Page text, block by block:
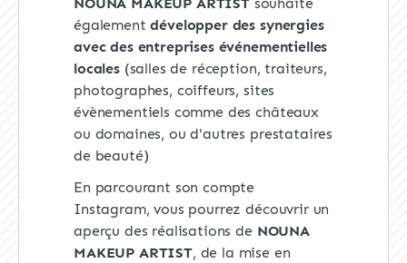
égalementdévelopper des synergies
avec des entreprises événementielles
locales(salles de réception, traiteurs,
photographes, coiffeurs, sites
évènementiels comme des châteaux
ou domaines, ou d'autres prestataires
de beauté)
En parcourant son compte
Instagram, vous pourrez découvrir un
aperçu des réalisations de NOUNA
MAKEUP ARTIST, de la mise en